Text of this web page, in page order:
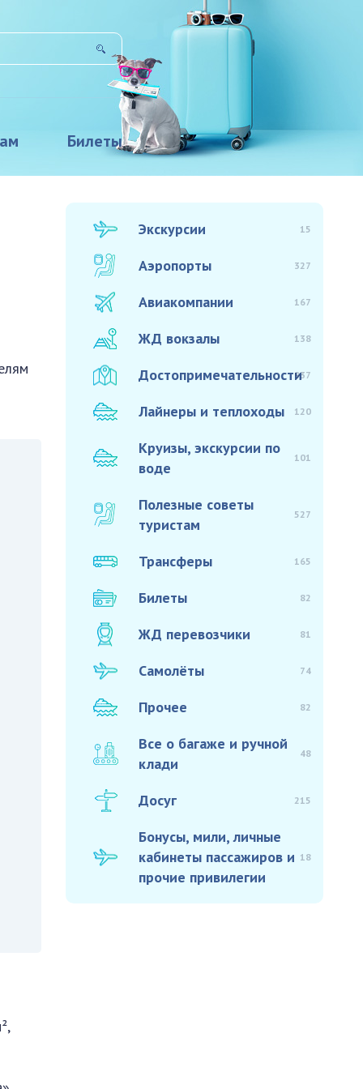
Билеты
Экскурсии 15
Аэропорты 327
Авиакомпании 167
ЖД вокзалы 138
Достопримечательности937
Лайнеры и теплоходы 120
Круизы, экскурсии по
воде
101
Полезные советы
туристам
527
Трансферы 165
Билеты 82
ЖД перевозчики 81
Самолёты 74
Прочее 82
Все о багаже и ручной
клади
48
Досуг 215
Бонусы, мили, личные
кабинеты пассажиров и
прочие привилегии
18